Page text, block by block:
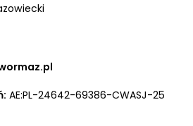
AE:PL-24642-69386-CWASJ-25